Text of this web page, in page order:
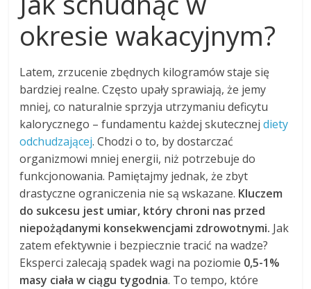
okresie wakacyjnym?
Latem, zrzucenie zbędnych kilogramów staje się
bardziej realne. Często upały sprawiają, że jemy
mniej, co naturalnie sprzyja utrzymaniu deficytu
kalorycznego – fundamentu każdej skutecznejdiety
odchudzającej. Chodzi o to, by dostarczać
organizmowi mniej energii, niż potrzebuje do
funkcjonowania. Pamiętajmy jednak, że zbyt
drastyczne ograniczenia nie są wskazane. Kluczem
do sukcesu jest umiar, który chroni nas przed
niepożądanymi konsekwencjami zdrowotnymi. Jak
zatem efektywnie i bezpiecznie tracić na wadze?
Eksperci zalecają spadek wagi na poziomie 0,5-1%
masy ciała w ciągu tygodnia. To tempo, które